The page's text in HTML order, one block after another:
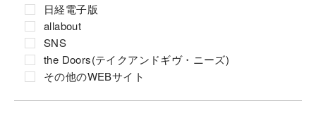
日経電子版
allabout
SNS
the Doors(テイクアンドギヴ・ニーズ)
その他のWEBサイト